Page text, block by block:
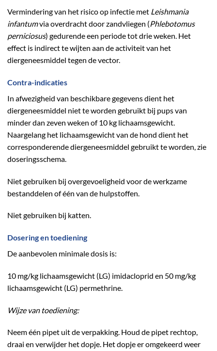
Vermindering van het risico op infectie met Leishmania
infantumvia overdracht door zandvliegen (Phlebotomus
perniciosus) gedurende een periode tot drie weken. Het
effect is indirect te wijten aan de activiteit van het
diergeneesmiddel tegen de vector.
Contra-indicaties
In afwezigheid van beschikbare gegevens dient het
diergeneesmiddel niet te worden gebruikt bij pups van
minder dan zeven weken of 10 kg lichaamsgewicht.
Naargelang het lichaamsgewicht van de hond dient het
corresponderende diergeneesmiddel gebruikt te worden, zie
doseringsschema.
Niet gebruiken bij overgevoeligheid voor de werkzame
bestanddelen of één van de hulpstoffen.
Niet gebruiken bij katten.
Dosering en toediening
De aanbevolen minimale dosis is:
10 mg/kg lichaamsgewicht (LG) imidacloprid en 50 mg/kg
lichaamsgewicht (LG) permethrine.
Wijze van toediening:
Neem één pipet uit de verpakking. Houd de pipet rechtop,
draai en verwijder het dopje. Het dopje er omgekeerd weer